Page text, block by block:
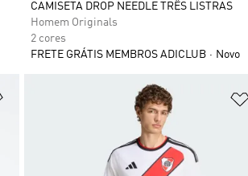
CAMISETA DROP NEEDLE TRÊS LISTRAS
Homem Originals
2 cores
FRETE GRÁTIS MEMBROS ADICLUB
Novo
Adicionar à Lista de Desejos